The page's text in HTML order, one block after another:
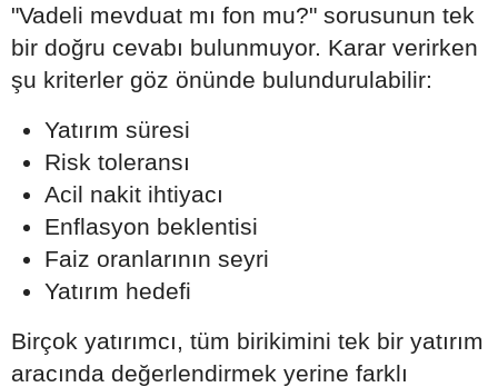
"Vadeli mevduat mı fon mu?" sorusunun tek
bir doğru cevabı bulunmuyor. Karar verirken
şu kriterler göz önünde bulundurulabilir:
Yatırım süresi
Risk toleransı
Acil nakit ihtiyacı
Enflasyon beklentisi
Faiz oranlarının seyri
Yatırım hedefi
Birçok yatırımcı, tüm birikimini tek bir yatırım
aracında değerlendirmek yerine farklı